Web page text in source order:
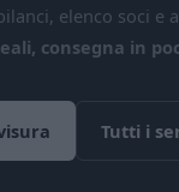
elenco soci e
consegna in
Tutti i